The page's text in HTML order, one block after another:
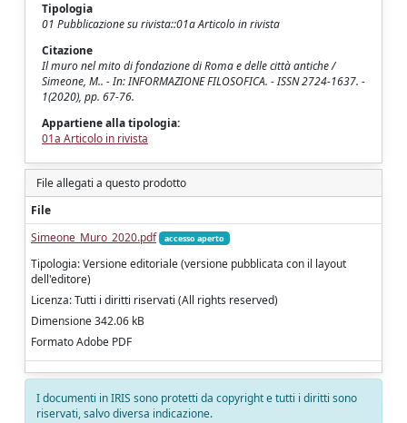
Tipologia
01 Pubblicazione su rivista::01a Articolo in rivista
Citazione
Il muro nel mito di fondazione di Roma e delle città antiche /
Simeone, M.. - In: INFORMAZIONE FILOSOFICA. - ISSN 2724-1637. -
1(2020), pp. 67-76.
Appartiene alla tipologia:
01a Articolo in rivista
File allegati a questo prodotto
File
Simeone_Muro_2020.pdf
accesso aperto
Tipologia: Versione editoriale (versione pubblicata con il layout
dell'editore)
Licenza: Tutti i diritti riservati (All rights reserved)
Dimensione 342.06 kB
Formato Adobe PDF
I documenti in IRIS sono protetti da copyright e tutti i diritti sono
riservati, salvo diversa indicazione.